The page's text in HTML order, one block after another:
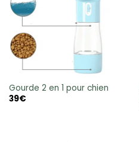
Gourde 2 en 1 pour chien
39€